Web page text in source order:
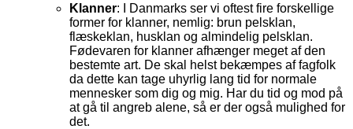
Klanner: I Danmarks ser vi oftest fire forskellige
former for klanner, nemlig: brun pelsklan,
flæskeklan, husklan og almindelig pelsklan.
Fødevaren for klanner afhænger meget af den
bestemte art. De skal helst bekæmpes af fagfolk
da dette kan tage uhyrlig lang tid for normale
mennesker som dig og mig. Har du tid og mod på
at gå til angreb alene, så er der også mulighed for
det.